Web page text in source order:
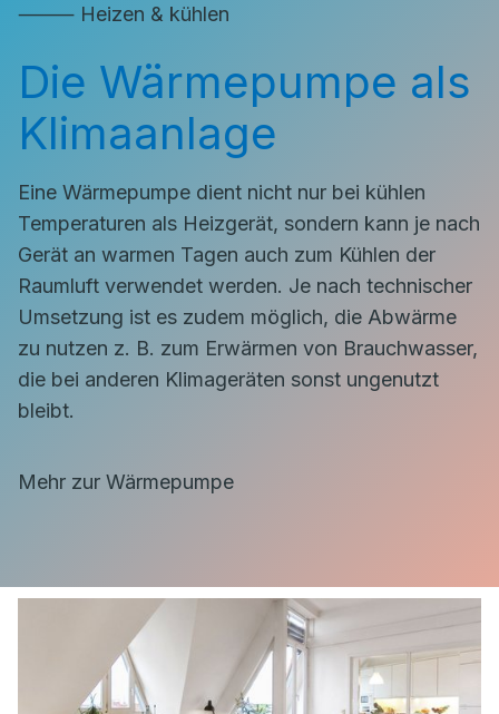
⸻ Heizen & kühlen
Die Wärmepumpe als
Klimaanlage
Eine Wärmepumpe dient nicht nur bei kühlen
Temperaturen als Heizgerät, sondern kann je nach
Gerät an warmen Tagen auch zum Kühlen der
Raumluft verwendet werden. Je nach technischer
Umsetzung ist es zudem möglich, die Abwärme
zu nutzen z. B. zum Erwärmen von Brauchwasser,
die bei anderen Klimageräten sonst ungenutzt
bleibt.
Mehr zur Wärmepumpe